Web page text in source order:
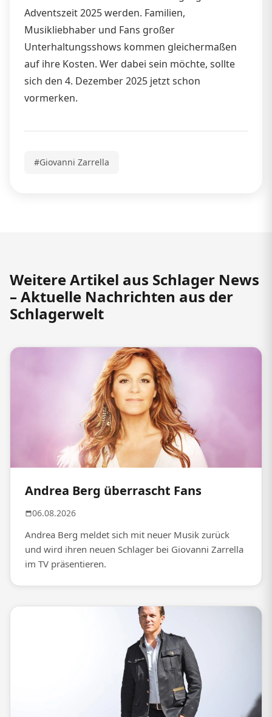
Adventszeit 2025 werden. Familien,
Musikliebhaber und Fans großer
Unterhaltungsshows kommen gleichermaßen
auf ihre Kosten. Wer dabei sein möchte, sollte
sich den 4. Dezember 2025 jetzt schon
vormerken.
#Giovanni Zarrella
Weitere Artikel aus Schlager News
– Aktuelle Nachrichten aus der
Schlagerwelt
Andrea Berg überrascht Fans
06.08.2026
Andrea Berg meldet sich mit neuer Musik zurück
und wird ihren neuen Schlager bei Giovanni Zarrella
im TV präsentieren.